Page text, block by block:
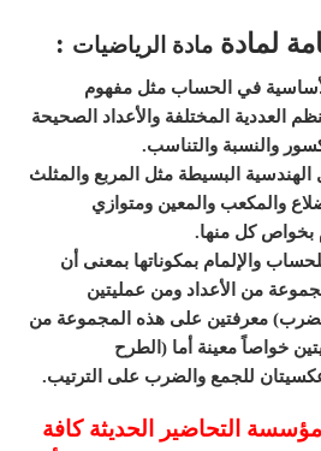
لمادة مادة الرياضيات :
في الحساب مثل مفهوم
العددية المختلفة والأعداد الصحيحة
والنسبة والتناسب.
البسيطة مثل المربع والمثلث
والمكعب والمعين ومتوازي
بخواص كل منها.
والإلمام بمكوناتها بمعنى أن
من الأعداد ومن عمليتين
معرفتين على هذه المجموعة من
خواصاً معينة أما (الطرح
للجمع والضرب على الترتيب.
التحاضير الحديثة كافة